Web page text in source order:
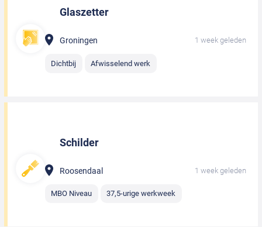
Glaszetter
Groningen 1 week geleden
Dichtbij Afwisselend werk
Schilder
Roosendaal 1 week geleden
MBO Niveau 37,5-urige werkweek